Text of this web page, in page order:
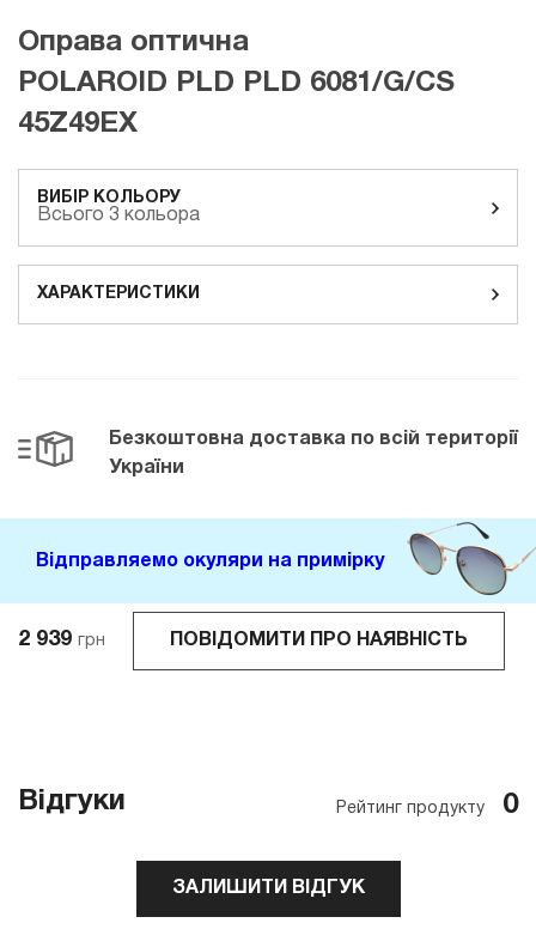
Оправа оптична
POLAROID PLD PLD 6081/G/CS
45Z49EX
ВИБІР КОЛЬОРУ
Всього 3 кольора
ХАРАКТЕРИСТИКИ
2 939 грн ПОВІДОМИТИ ПРО НАЯВНІСТЬ
Безкоштовна доставка по всій території
України
Відправляемо окуляри на примірку
Відгуки Рейтинг продукту 0
ЗАЛИШИТИ ВІДГУК